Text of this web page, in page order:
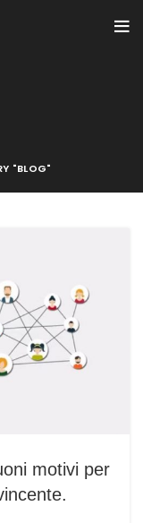
"BLOG"
motivi per